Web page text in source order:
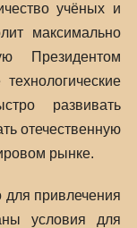
учёных и
максимально
Президентом
развивать
отечественную
рынке.
привлечения
условия для